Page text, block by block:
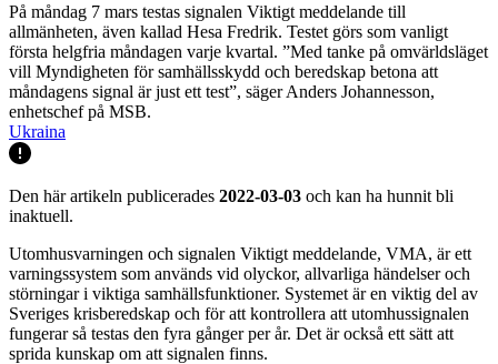
På måndag 7 mars testas signalen Viktigt meddelande till
allmänheten, även kallad Hesa Fredrik. Testet görs som vanligt
första helgfria måndagen varje kvartal. ”Med tanke på omvärldsläget
vill Myndigheten för samhällsskydd och beredskap betona att
måndagens signal är just ett test”, säger Anders Johannesson,
enhetschef på MSB.
Ukraina
Den här artikeln publicerades 2022-03-03 och kan ha hunnit bli
inaktuell.
Utomhusvarningen och signalen Viktigt meddelande, VMA, är ett
varningssystem som används vid olyckor, allvarliga händelser och
störningar i viktiga samhällsfunktioner. Systemet är en viktig del av
Sveriges krisberedskap och för att kontrollera att utomhussignalen
fungerar så testas den fyra gånger per år. Det är också ett sätt att
sprida kunskap om att signalen finns.